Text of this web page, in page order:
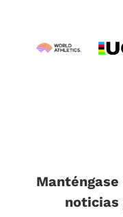
noticias